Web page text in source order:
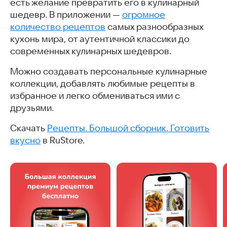
есть желание превратить его в кулинарный
шедевр. В приложении — огромное
количество рецептов самых разнообразных
кухонь мира, от аутентичной классики до
современных кулинарных шедевров.
Можно создавать персональные кулинарные
коллекции, добавлять любимые рецепты в
избранное и легко обмениваться ими с
друзьями.
Скачать Рецепты. Большой сборник. Готовить
вкусно в RuStore.